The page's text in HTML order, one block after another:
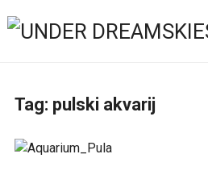
Tag: pulski akvarij